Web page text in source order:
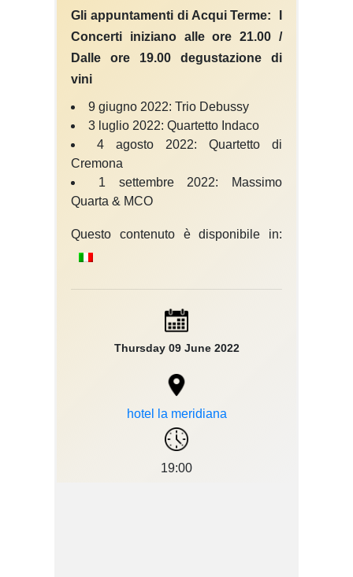
Gli appuntamenti di Acqui Terme: I
Concerti iniziano alle ore 21.00 /
Dalle ore 19.00 degustazione di
vini
9 giugno 2022: Trio Debussy
3 luglio 2022: Quartetto Indaco
4 agosto 2022: Quartetto di
Cremona
1 settembre 2022: Massimo
Quarta & MCO
Questo contenuto è disponibile in:
Thursday 09 June 2022
hotel la meridiana
19:00